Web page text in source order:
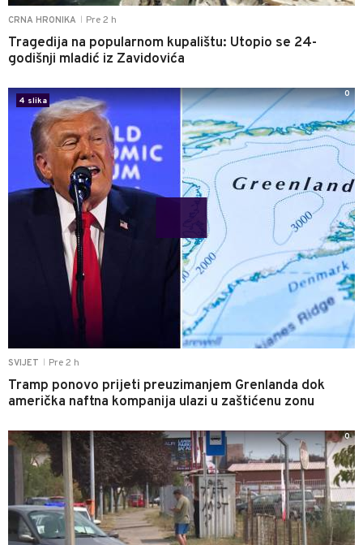
CRNA HRONIKA Pre 2 h
Tragedija na popularnom kupalištu: Utopio se 24-
godišnji mladić iz Zavidovića
SVIJET Pre 2 h
Tramp ponovo prijeti preuzimanjem Grenlanda dok
američka naftna kompanija ulazi u zaštićenu zonu
4 slika
0
0